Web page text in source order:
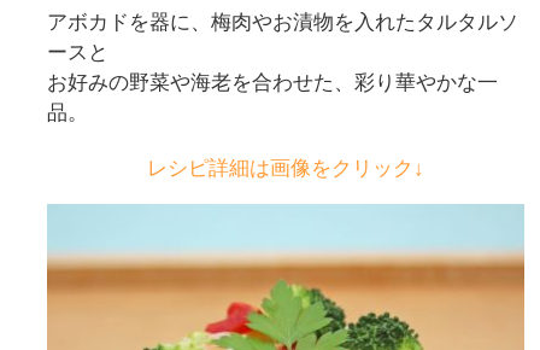
アボカドを器に、梅肉やお漬物を入れたタルタルソ
ースと
お好みの野菜や海老を合わせた、彩り華やかな一
品。
レシピ詳細は画像をクリック↓